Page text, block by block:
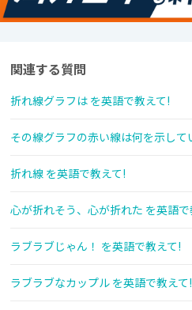
関連する質問
折れ線グラフは を英語で教えて!
その線グラフの赤い線は何を示して
折れ線 を英語で教えて!
心が折れそう、心が折れた を英語で
ラブラブじゃん！ を英語で教えて!
ラブラブなカップル を英語で教えて!